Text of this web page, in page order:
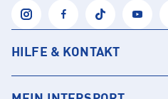
HILFE & KONTAKT